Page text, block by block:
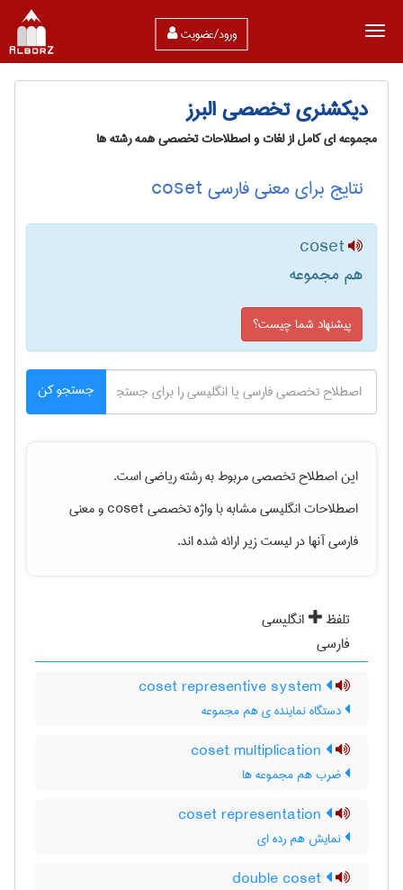
ورود/عضویت
دیکشنری تخصصی البرز
مجموعه ای کامل از لغات و اصطلاحات تخصصی همه رشته ها
نتایج برای معنی فارسی coset
coset
هم مجموعه
پیشنهاد شما چیست؟
جستجو کن
این اصطلاح تخصصی مربوط به رشتهرياضیاست.
اصطلاحات انگلیسی مشابه با واژه تخصصیcosetو معنی
فارسی آنها در لیست زیر ارائه شده اند.
تلفظ
انگلیسی
فارسی
دستگاه نماینده ی هم مجموعه
ضرب هم مجموعه ها
نمایش هم رده ای